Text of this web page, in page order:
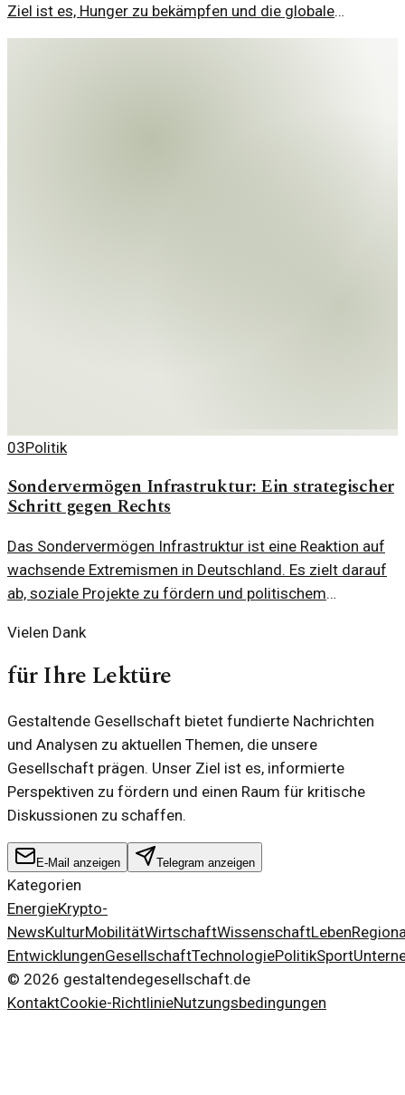
Ziel ist es, Hunger zu bekämpfen und die globale
Ernährungssicherheit zu stärken.
03Politik
Sondervermögen Infrastruktur: Ein strategischer
Schritt gegen Rechts
Das Sondervermögen Infrastruktur ist eine Reaktion auf
wachsende Extremismen in Deutschland. Es zielt darauf
ab, soziale Projekte zu fördern und politischem
Vielen Dank
für Ihre Lektüre
Gestaltende Gesellschaft bietet fundierte Nachrichten
und Analysen zu aktuellen Themen, die unsere
Gesellschaft prägen. Unser Ziel ist es, informierte
Perspektiven zu fördern und einen Raum für kritische
Diskussionen zu schaffen.
E-Mail anzeigen Telegram anzeigen
Kategorien
EnergieKrypto-
NewsKulturMobilitätWirtschaftWissenschaftLeben
EntwicklungenGesellschaftTechnologiePolitikSport
© 2026 gestaltendegesellschaft.de
KontaktCookie-RichtlinieNutzungsbedingungen